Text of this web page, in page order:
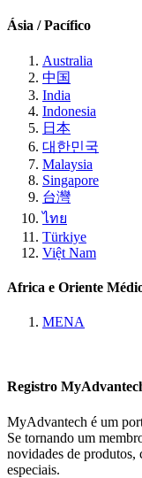
Ásia / Pacífico
Australia
中国
India
Indonesia
日本
대한민국
Malaysia
Singapore
台灣
ไทย
Türkiye
Việt Nam
Africa e Oriente
MENA
Registro
MyAdvantech é um
Se tornando um
novidades de produtos,
especiais.